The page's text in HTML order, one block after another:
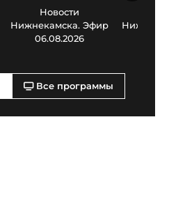
Новости
Нижнекамска. Эфир
06.08.2026
Все программы